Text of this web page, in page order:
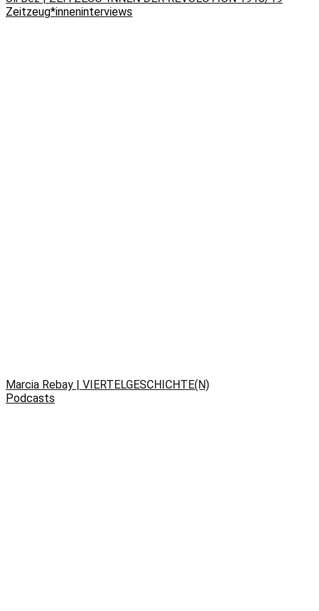
Zeitzeug*inneninterviews
Marcia Rebay | VIERTELGESCHICHTE(N)
Podcasts